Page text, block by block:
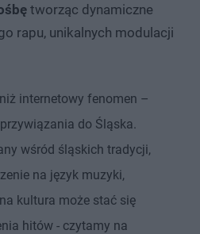
tworząc dynamiczne
rapu, unikalnych modulacji
niż internetowy fenomen –
do Śląska.
wśród śląskich tradycji,
na język muzyki,
kultura może stać się
hitów - czytamy na